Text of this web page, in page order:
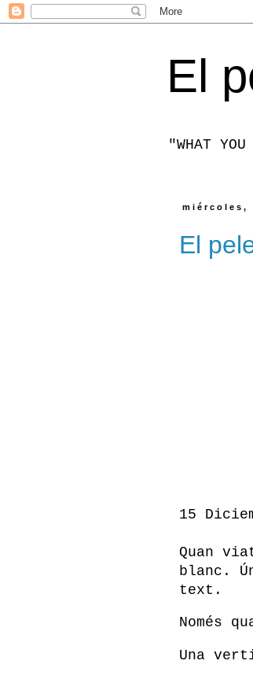
El
"WHAT
miércoles,
El
15
Quan
blanc.
text.
Només
Una